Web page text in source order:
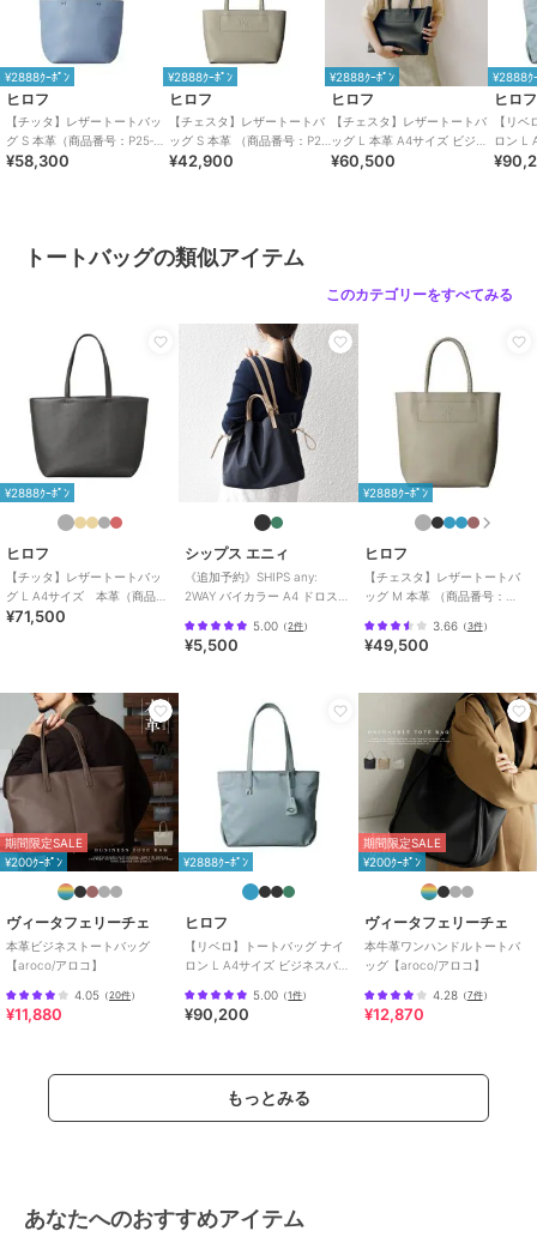
重量:約565g(サンプル重量)
ヒロフ
ショップ ヒロフ
カラー
トリノ（８１２）、ローマ（４５
２）、カプリ（５６５）、ミラノ
（２１４）、ボローニャ（６６
４）、アマルフィ（４５３）、ヴ
ェネツィア（４９７）
サイズ ０２（Ｂ５）
外側：牛革（型押し） 内側：コッ
商品のお取り扱い方法
特徴
本革 / 無地/ビジネス
カジュ
アル/ 軽量 700ｇ以下
旅行・出
トートバッグ
軽量 700ｇ以下 /旅行・出
原産国 イタリア製
¥2888ｸｰﾎﾟﾝ
ヒロフ
【チッタ】レザートートバッ
グ S 本革（商品番号：P25‐
35550）
¥58,300
¥2888ｸｰﾎﾟﾝ
ヒロフ
【チェスタ】レザートートバ
ッグ S 本革 （商品番号：P25
－30530）
¥42,900
¥2888ｸｰﾎﾟﾝ
ヒロフ
【チェスタ】レザートートバ
ッグ L 本革 A4サイズ ビジネ
スバッグ ※WEB限定（商品番
¥60,500
¥2888ｸ
ヒロフ
【リ
ロン L
ッグ（
トートバッグの類似アイテム
このカテゴリーをすべてみる
¥2888ｸｰﾎﾟﾝ
ヒロフ
【チッタ】レザートートバッ
グ L A4サイズ 本革（商品番
号：P25‐35552）
¥71,500
シップス エニィ
《追加予約》SHIPS any:
2WAY バイカラー A4 ドロスト
5.00 （2件）
¥5,500
¥2888ｸｰﾎﾟﾝ
ヒロフ
【チェスタ】レザートートバ
ッグ M 本革 （商品番号：
3.66（3件）
¥49,500
期間限定SALE
¥200ｸｰﾎﾟﾝ
ヴィータフェリーチェ
本革ビジネストートバッグ
【aroco/アロコ】
4.05 （20件）
¥11,880
¥2888ｸｰﾎﾟﾝ
ヒロフ
【リベロ】トートバッグ ナイ
ロン L A4サイズ ビジネスバッ
5.00 （1件）
¥90,200
期間限定SALE
¥200ｸｰﾎﾟﾝ
ヴィータフェリーチェ
本牛革ワンハンドルトートバ
ッグ【aroco/アロコ】
4.28（7件）
¥12,870
もっとみる
あなたへのおすすめアイテム